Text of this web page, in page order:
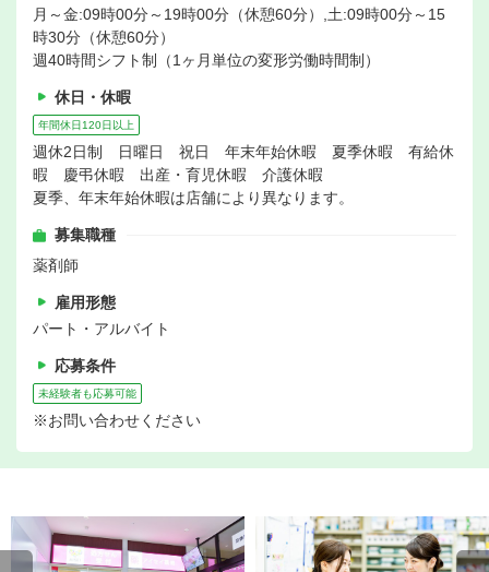
月～金:09時00分～19時00分（休憩60分）,土:09時00分～15
時30分（休憩60分）
週40時間シフト制（1ヶ月単位の変形労働時間制）
休日・休暇
年間休日120日以上
週休2日制 日曜日 祝日 年末年始休暇 夏季休暇 有給休
暇 慶弔休暇 出産・育児休暇 介護休暇
夏季、年末年始休暇は店舗により異なります。
募集職種
薬剤師
雇用形態
パート・アルバイト
応募条件
未経験者も応募可能
※お問い合わせください